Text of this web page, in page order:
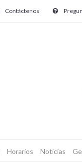
Contáctenos
Horarios Noticias